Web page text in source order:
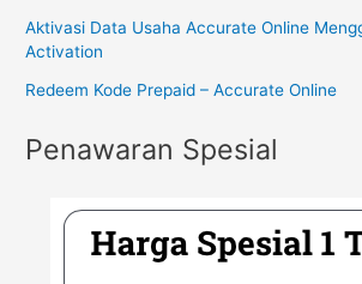
Aktivasi Data Usaha Accurate Online
Activation
Redeem Kode Prepaid – Accurate Online
Penawaran Spesial